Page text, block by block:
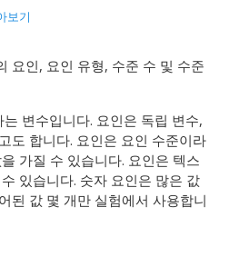
보기
요인, 요인 유형, 수준 수 및 수준
변수입니다. 요인은 독립 변수,
도 합니다. 요인은 요인 수준이라
가질 수 있습니다. 요인은 텍스
있습니다. 숫자 요인은 많은 값
된 값 몇 개만 실험에서 사용합니